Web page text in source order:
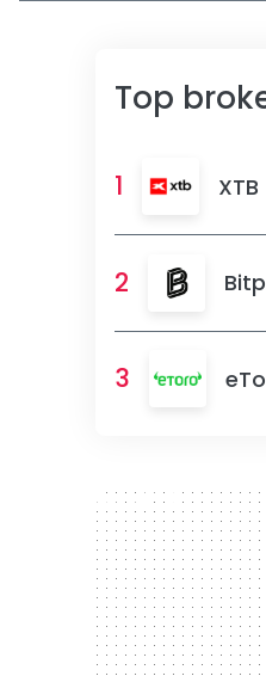
Top
1 XTB
2
3
300 x 250